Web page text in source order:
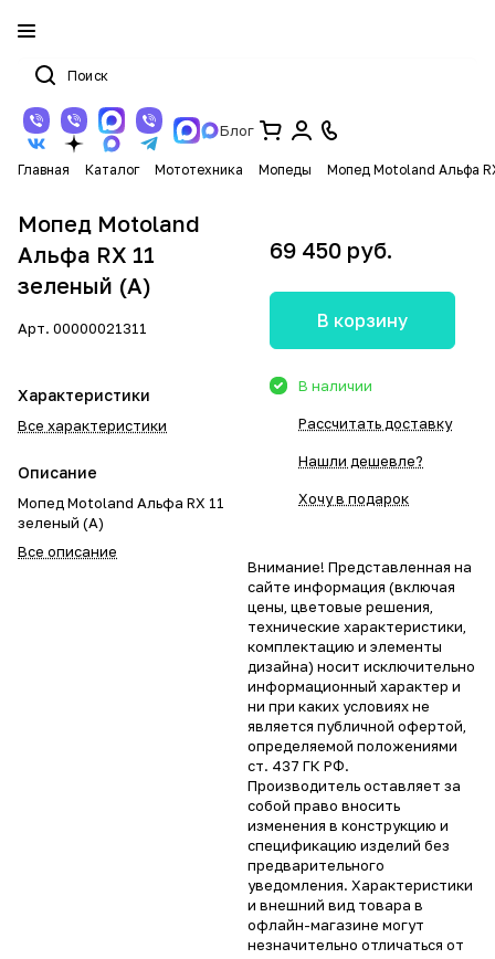
Блог
Главная Каталог Мототехника Мопеды Мопед Motoland Альфа
Мопед Motoland
Альфа RX 11
зеленый (А)
Арт. 00000021311
Характеристики
Все характеристики
Описание
Мопед Motoland Альфа RX 11
зеленый (А)
Все описание
69 450 руб.
В корзину
В наличии
Рассчитать доставку
Нашли дешевле?
Хочу в подарок
Внимание! Представленная на
сайте информация (включая
цены, цветовые решения,
технические характеристики,
комплектацию и элементы
дизайна) носит исключительно
информационный характер и
ни при каких условиях не
является публичной офертой,
определяемой положениями
ст. 437 ГК РФ.
Производитель оставляет за
собой право вносить
изменения в конструкцию и
спецификацию изделий без
предварительного
уведомления. Характеристики
и внешний вид товара в
офлайн-магазине могут
незначительно отличаться от